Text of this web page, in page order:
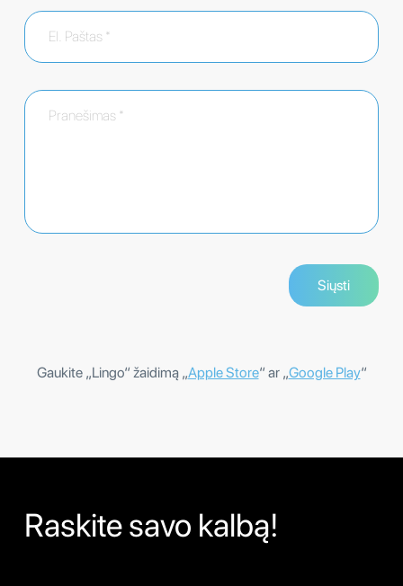
Gaukite „Lingo“ žaidimą „Apple Store“ ar „Google Play“
Raskite savo kalbą!